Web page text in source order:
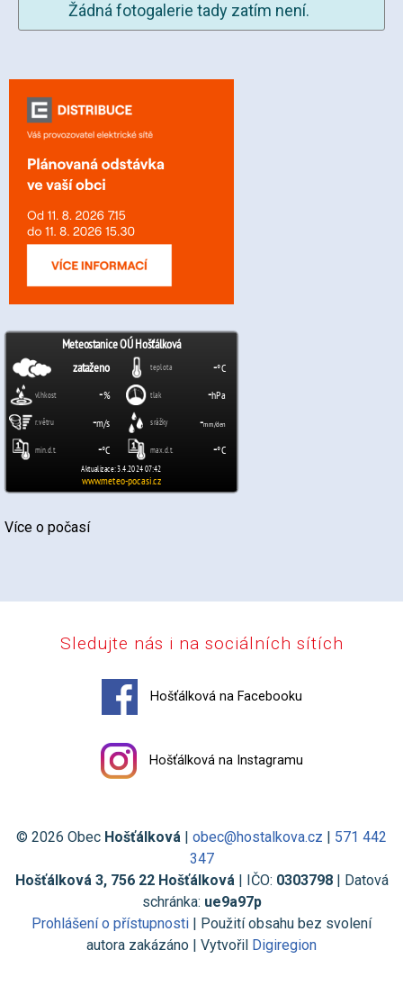
Více o počasí
Žádná fotogalerie tady zatím není.
Sledujte nás i na sociálních sítích
Hošťálková na Facebooku
Hošťálková na Instagramu
© 2026 Obec Hošťálková | obec@hostalkova.cz | 571 442
347
Hošťálková 3, 756 22 Hošťálková| IČO: 0303798| Datová
schránka: ue9a97p
Prohlášení o přístupnosti | Použití obsahu bez svolení
autora zakázáno | Vytvořil Digiregion